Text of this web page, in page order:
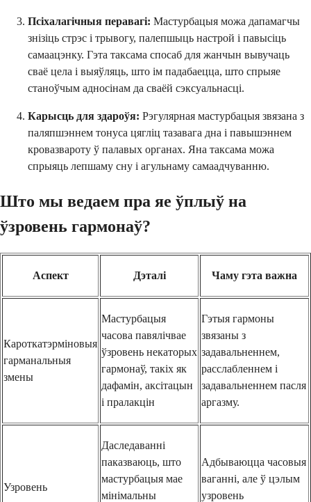
Псіхалагічныя перавагі: Мастурбацыя можа дапамагчы
знізіць стрэс і трывогу, палепшыць настрой і павысіць
самаацэнку. Гэта таксама спосаб для жанчын вывучаць
сваё цела і выяўляць, што ім падабаецца, што спрыяе
станоўчым адносінам да сваёй сэксуальнасці.
Карысць для здароўя: Рэгулярная мастурбацыя звязана з
паляпшэннем тонуса цягліц тазавага дна і павышэннем
кровазвароту ў палавых органах. Яна таксама можа
спрыяць лепшаму сну і агульнаму самаадчуванню.
Што мы ведаем пра яе ўплыў на
ўзровень гармонаў?
Аспект Дэталі Чаму гэта важна
Кароткатэрміновыя
гарманальныя
змены
Мастурбацыя
часова павялічвае
ўзровень некаторых
гармонаў, такіх як
дафамін, аксітацын
і пралакцін
Гэтыя гармоны
звязаны з
задавальненнем,
расслабленнем і
задавальненнем пасля
аргазму.
Узровень
Даследаванні
паказваюць, што
мастурбацыя мае
мінімальны
Адбываюцца часовыя
ваганні, але ў цэлым
узровень